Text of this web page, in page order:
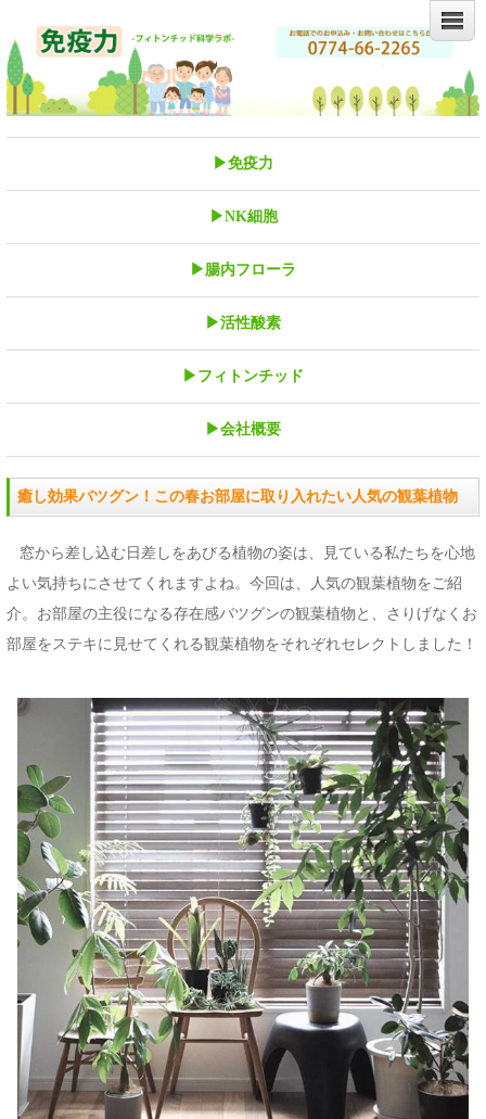
▶免疫力
▶NK細胞
▶腸内フローラ
▶活性酸素
▶フィトンチッド
▶会社概要
癒し効果バツグン！この春お部屋に取り入れたい人気の観葉植物
窓から差し込む日差しをあびる植物の姿は、見ている私たちを心地
よい気持ちにさせてくれますよね。今回は、人気の観葉植物をご紹
介。お部屋の主役になる存在感バツグンの観葉植物と、さりげなくお
部屋をステキに見せてくれる観葉植物をそれぞれセレクトしました！